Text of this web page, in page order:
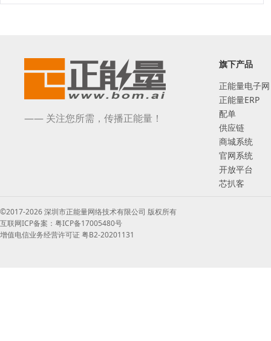
—— 关注您所需，传播正能量！
旗下产品
正能量电子网
正能量ERP
配单
供应链
商城系统
官网系统
开放平台
芯扒客
©2017-2026 深圳市正能量网络技术有限公司 版权所有
互联网ICP备案：粤ICP备17005480号
增值电信业务经营许可证 粤B2-20201131